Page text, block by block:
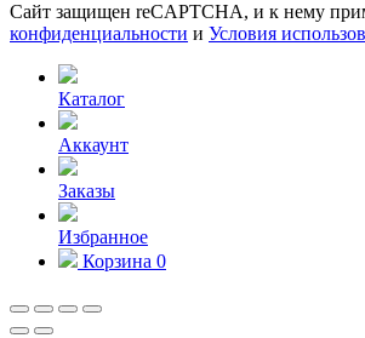
Сайт защищен reCAPTCHA, и к нему
конфиденциальности и Условия
Каталог
Аккаунт
Заказы
Избранное
Корзина 0